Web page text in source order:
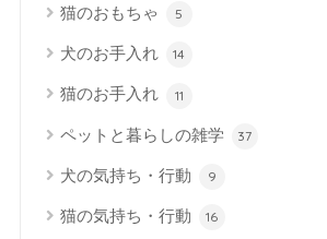
猫のおもちゃ 5
犬のお手入れ 14
猫のお手入れ 11
ペットと暮らしの雑学 37
犬の気持ち・行動 9
猫の気持ち・行動 16